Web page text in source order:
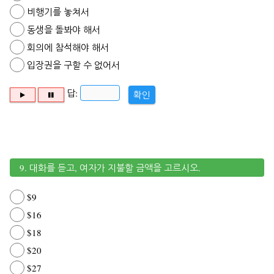
비행기를 놓쳐서
동생을 돌봐야 해서
회의에 참석해야 해서
입장권을 구할 수 없어서
답: 확인
9. 대화를 듣고, 여자가 지불할 금액을 고르시오.
$9
$16
$18
$20
$27